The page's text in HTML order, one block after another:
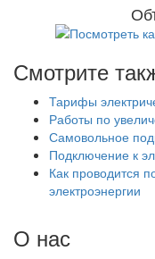
Смотрите
Тарифы
Работы по
Самовольное
Подключение к
Как проводится
электроэнергии
О нас